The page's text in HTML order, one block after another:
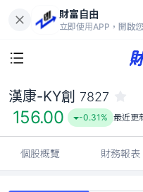
財富自由
立即使用APP，開啟
156.00
漢康-KY創 7827
156.00 -0.31% 最近更
個股概覽 財務報表